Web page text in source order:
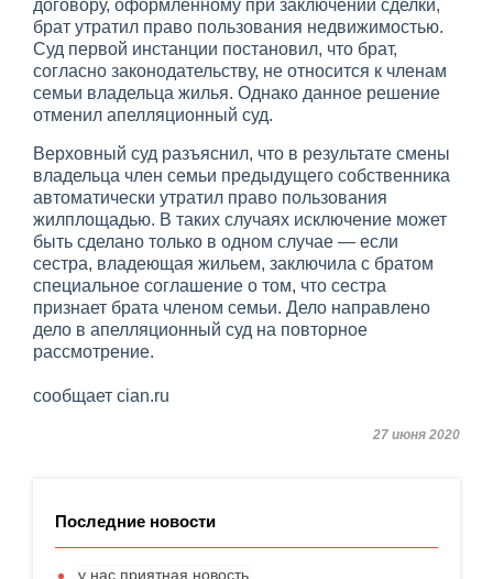
договору, оформленному при заключении сделки,
брат утратил право пользования недвижимостью.
Суд первой инстанции постановил, что брат,
согласно законодательству, не относится к членам
семьи владельца жилья. Однако данное решение
отменил апелляционный суд.
Верховный суд разъяснил, что в результате смены
владельца член семьи предыдущего собственника
автоматически утратил право пользования
жилплощадью. В таких случаях исключение может
быть сделано только в одном случае — если
сестра, владеющая жильем, заключила с братом
специальное соглашение о том, что сестра
признает брата членом семьи. Дело направлено
дело в апелляционный суд на повторное
рассмотрение.
сообщает cian.ru
27 июня 2020
Последние новости
у нас приятная новость